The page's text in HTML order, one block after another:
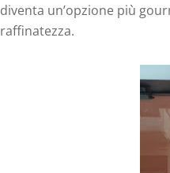
diventa un’opzione più
raffinatezza.